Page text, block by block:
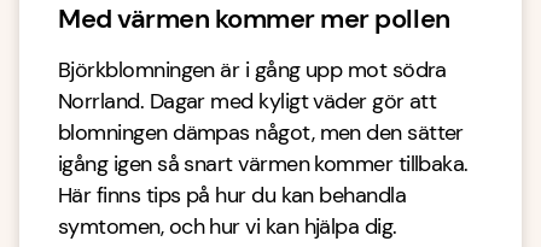
Med värmen kommer mer pollen
Björkblomningen är i gång upp mot södra
Norrland. Dagar med kyligt väder gör att
blomningen dämpas något, men den sätter
igång igen så snart värmen kommer tillbaka.
Här finns tips på hur du kan behandla
symtomen, och hur vi kan hjälpa dig.